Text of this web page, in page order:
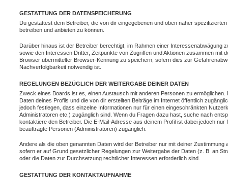
GESTATTUNG DER DATENSPEICHERUNG
Du gestattest dem Betreiber, die von dir eingegebenen und oben näher
betreiben und anbieten zu können.
Darüber hinaus ist der Betreiber berechtigt, im Rahmen einer Interessenabwägung
sowie den Interessen Dritter, Zeitpunkte von Zugriffen und Aktionen zusammen mit
Browser übermittelter Browser-Kennung zu speichern, sofern dies zur
Nachverfolgbarkeit notwendig ist.
REGELUNGEN BEZÜGLICH DER WEITERGABE DEINER DATEN
Zweck eines Boards ist es, einen Austausch mit anderen Personen zu
Daten deines Profils und die von dir erstellten Beiträge im Internet öffentlich
jedoch festlegen, dass einzelne Informationen nur für einen eingeschränkten
Administratoren etc.) zugänglich sind. Wenn du Fragen dazu hast, suche nach
kontaktiere den Betreiber. Die E-Mail-Adresse aus deinem Profil ist dabei jedoch nur
beauftragte Personen (Administratoren) zugänglich.
Andere als die oben genannten Daten wird der Betreiber nur mit deiner Zustimmung
sofern er auf Grund gesetzlicher Regelungen zur Weitergabe der Daten (z. B. an
oder die Daten zur Durchsetzung rechtlicher Interessen erforderlich sind.
GESTATTUNG DER KONTAKTAUFNAHME